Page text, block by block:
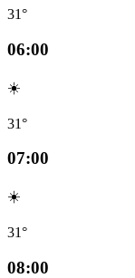
31°
06:00
☀️
31°
07:00
☀️
31°
08:00